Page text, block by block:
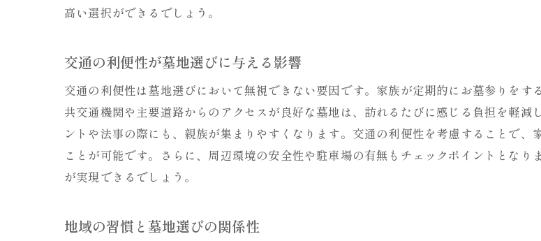
修繕がもたらすお墓の長寿命化
家族の思いを反映させる墓地選び
修繕を経て蘇るお墓の魅力
お墓選びと修繕を通じた家族の絆
高い選択ができるでしょう。
交通の利便性が墓地選びに与える影響
交通の利便性は墓地選びにおいて無視できない要因です。家族が定期的にお墓参りを
共交通機関や主要道路からのアクセスが良好な墓地は、訪れるたびに感じる負担を軽
ントや法事の際にも、親族が集まりやすくなります。交通の利便性を考慮することで
ことが可能です。さらに、周辺環境の安全性や駐車場の有無もチェックポイントとな
が実現できるでしょう。
地域の習慣と墓地選びの関係性